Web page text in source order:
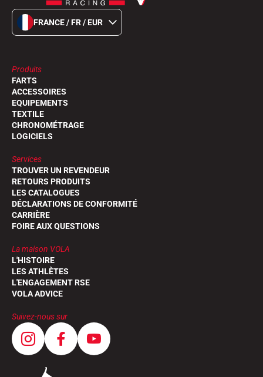
FRANCE / FR / EUR
Produits
FARTS
ACCESSOIRES
EQUIPEMENTS
TEXTILE
CHRONOMÉTRAGE
LOGICIELS
Services
TROUVER UN REVENDEUR
RETOURS PRODUITS
LES CATALOGUES
DÉCLARATIONS DE CONFORMITÉ
CARRIÈRE
FOIRE AUX QUESTIONS
La maison VOLA
L'HISTOIRE
LES ATHLÈTES
L'ENGAGEMENT RSE
VOLA ADVICE
Suivez-nous sur